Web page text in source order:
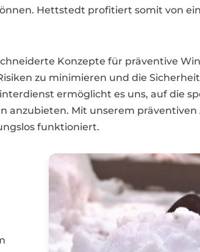
Hettstedt profitiert somit von
Konzepte für präventive
zu minimieren und die
ermöglicht es uns, auf die
Mit unserem
funktioniert.